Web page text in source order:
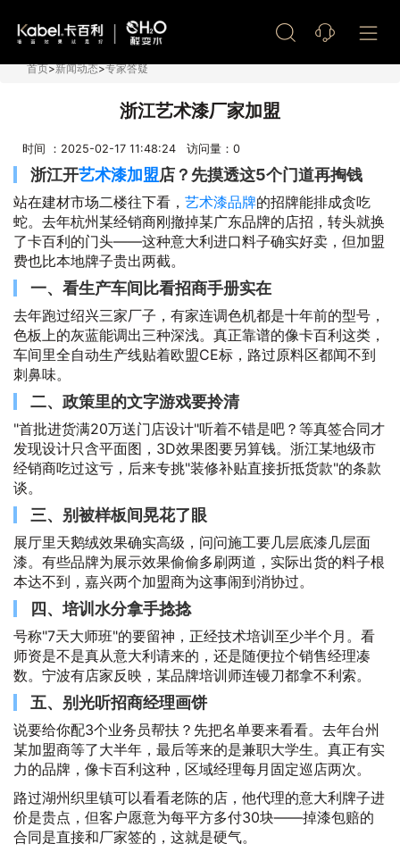
首页>新闻动态>专家答疑
浙江艺术漆厂家加盟
时间 ：2025-02-17 11:48:24 访问量： 0
浙江开艺术漆加盟店？先摸透这5个门道再掏钱
站在建材市场二楼往下看， 艺术漆品牌的招牌能排成贪吃
蛇。去年杭州某经销商刚撤掉某广东品牌的店招，转头就换
了卡百利的门头——这种意大利进口料子确实好卖，但加盟
费也比本地牌子贵出两截。
一、看生产车间比看招商手册实在
去年跑过绍兴三家厂子，有家连调色机都是十年前的型号，
色板上的灰蓝能调出三种深浅。真正靠谱的像卡百利这类，
车间里全自动生产线贴着欧盟CE标，路过原料区都闻不到
刺鼻味。
二、政策里的文字游戏要拎清
"首批进货满20万送门店设计"听着不错是吧？等真签合同才
发现设计只含平面图，3D效果图要另算钱。浙江某地级市
经销商吃过这亏，后来专挑"装修补贴直接折抵货款"的条款
谈。
三、别被样板间晃花了眼
展厅里天鹅绒效果确实高级，问问施工要几层底漆几层面
漆。有些品牌为展示效果偷偷多刷两道，实际出货的料子根
本达不到，嘉兴两个加盟商为这事闹到消协过。
四、培训水分拿手捻捻
号称"7天大师班"的要留神，正经技术培训至少半个月。看
师资是不是真从意大利请来的，还是随便拉个销售经理凑
数。宁波有店家反映，某品牌培训师连镘刀都拿不利索。
五、别光听招商经理画饼
说要给你配3个业务员帮扶？先把名单要来看看。去年台州
某加盟商等了大半年，最后等来的是兼职大学生。真正有实
力的品牌，像卡百利这种，区域经理每月固定巡店两次。
路过湖州织里镇可以看看老陈的店，他代理的意大利牌子进
价是贵点，但客户愿意为每平方多付30块——掉漆包赔的
合同是直接和厂家签的，这就是硬气。